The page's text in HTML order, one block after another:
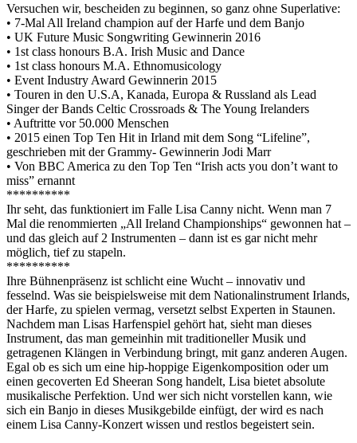
Versuchen wir, bescheiden zu beginnen, so ganz ohne Superlative:
• 7-Mal All Ireland champion auf der Harfe und dem Banjo
• UK Future Music Songwriting Gewinnerin 2016
• 1st class honours B.A. Irish Music and Dance
• 1st class honours M.A. Ethnomusicology
• Event Industry Award Gewinnerin 2015
• Touren in den U.S.A, Kanada, Europa & Russland als Lead
Singer der Bands Celtic Crossroads & The Young Irelanders
• Auftritte vor 50.000 Menschen
• 2015 einen Top Ten Hit in Irland mit dem Song “Lifeline”,
geschrieben mit der Grammy- Gewinnerin Jodi Marr
• Von BBC America zu den Top Ten “Irish acts you don’t want to
miss” ernannt
**********
Ihr seht, das funktioniert im Falle Lisa Canny nicht. Wenn man 7
Mal die renommierten „All Ireland Championships“ gewonnen hat –
und das gleich auf 2 Instrumenten – dann ist es gar nicht mehr
möglich, tief zu stapeln.
**********
Ihre Bühnenpräsenz ist schlicht eine Wucht – innovativ und
fesselnd. Was sie beispielsweise mit dem Nationalinstrument Irlands,
der Harfe, zu spielen vermag, versetzt selbst Experten in Staunen.
Nachdem man Lisas Harfenspiel gehört hat, sieht man dieses
Instrument, das man gemeinhin mit traditioneller Musik und
getragenen Klängen in Verbindung bringt, mit ganz anderen Augen.
Egal ob es sich um eine hip-hoppige Eigenkomposition oder um
einen gecoverten Ed Sheeran Song handelt, Lisa bietet absolute
musikalische Perfektion. Und wer sich nicht vorstellen kann, wie
sich ein Banjo in dieses Musikgebilde einfügt, der wird es nach
einem Lisa Canny-Konzert wissen und restlos begeistert sein.